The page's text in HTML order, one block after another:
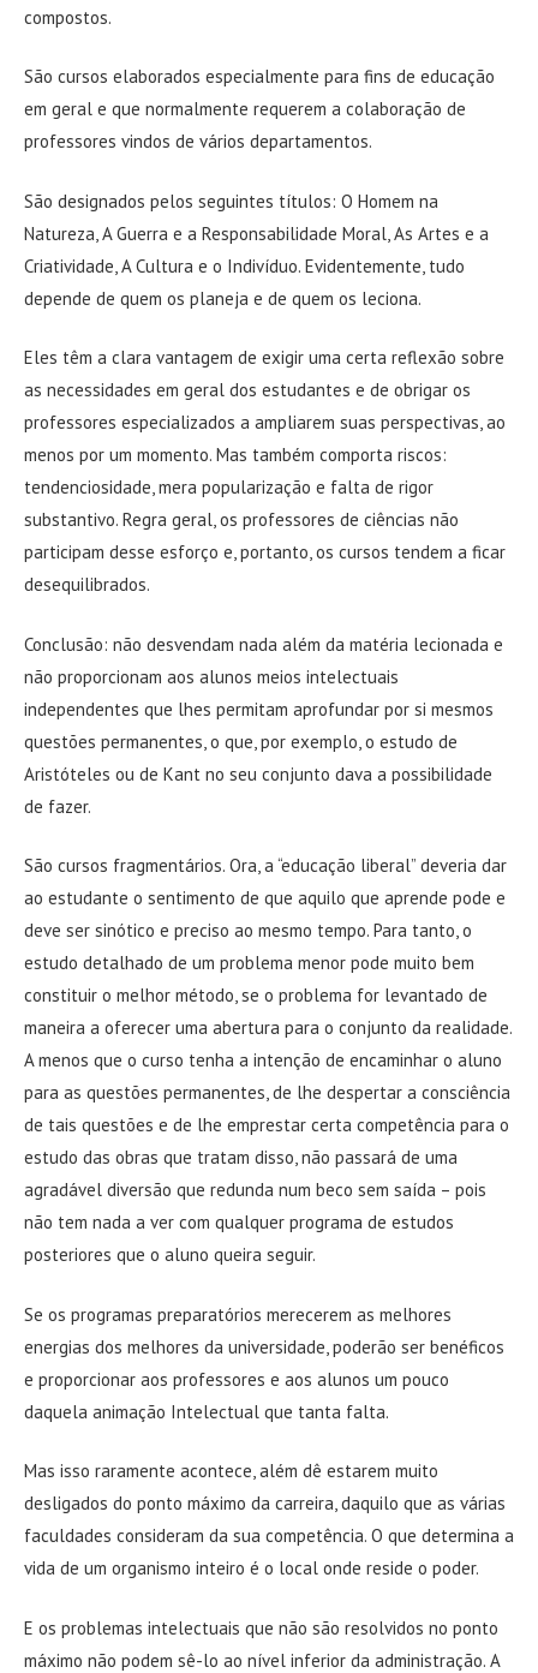
compostos.
São cursos elaborados especialmente para fins de educação
em geral e que normalmente requerem a colaboração de
professores vindos de vários departamentos.
São designados pelos seguintes títulos: O Homem na
Natureza, A Guerra e a Responsabilidade Moral, As Artes e a
Criatividade, A Cultura e o Indivíduo. Evidentemente, tudo
depende de quem os planeja e de quem os leciona.
Eles têm a clara vantagem de exigir uma certa reflexão sobre
as necessidades em geral dos estudantes e de obrigar os
professores especializados a ampliarem suas perspectivas, ao
menos por um momento. Mas também comporta riscos:
tendenciosidade, mera popularização e falta de rigor
substantivo. Regra geral, os professores de ciências não
participam desse esforço e, portanto, os cursos tendem a ficar
desequilibrados.
Conclusão: não desvendam nada além da matéria lecionada e
não proporcionam aos alunos meios intelectuais
independentes que lhes permitam aprofundar por si mesmos
questões permanentes, o que, por exemplo, o estudo de
Aristóteles ou de Kant no seu conjunto dava a possibilidade
de fazer.
São cursos fragmentários. Ora, a “educação liberal” deveria dar
ao estudante o sentimento de que aquilo que aprende pode e
deve ser sinótico e preciso ao mesmo tempo. Para tanto, o
estudo detalhado de um problema menor pode muito bem
constituir o melhor método, se o problema for levantado de
maneira a oferecer uma abertura para o conjunto da realidade.
A menos que o curso tenha a intenção de encaminhar o aluno
para as questões permanentes, de lhe despertar a consciência
de tais questões e de lhe emprestar certa competência para o
estudo das obras que tratam disso, não passará de uma
agradável diversão que redunda num beco sem saída – pois
não tem nada a ver com qualquer programa de estudos
posteriores que o aluno queira seguir.
Se os programas preparatórios merecerem as melhores
energias dos melhores da universidade, poderão ser benéficos
e proporcionar aos professores e aos alunos um pouco
daquela animação Intelectual que tanta falta.
Mas isso raramente acontece, além dê estarem muito
desligados do ponto máximo da carreira, daquilo que as várias
faculdades consideram da sua competência. O que determina a
vida de um organismo inteiro é o local onde reside o poder.
E os problemas intelectuais que não são resolvidos no ponto
máximo não podem sê-lo ao nível inferior da administração. A